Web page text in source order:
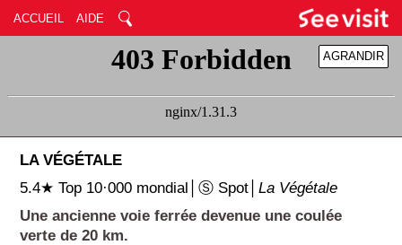
ACCUEIL AIDE
RÉDUIRE
AGRANDIR
LA VÉGÉTALE
5.4★ Top 10·000 mondial│Ⓢ Spot│La Végétale
Une ancienne voie ferrée devenue une coulée
verte de 20 km.